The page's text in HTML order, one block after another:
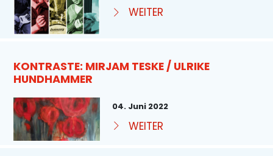
WEITER
KONTRASTE: MIRJAM TESKE / ULRIKE
HUNDHAMMER
04. Juni 2022
WEITER